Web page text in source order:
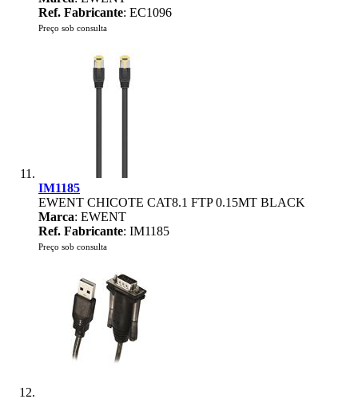
Ref. Fabricante: EC1096
Preço sob consulta
IM1185
EWENT CHICOTE CAT8.1 FTP 0.15MT BLACK
Marca: EWENT
Ref. Fabricante: IM1185
Preço sob consulta